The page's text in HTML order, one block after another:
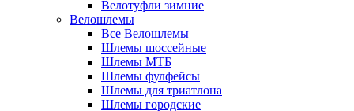
Велотуфли зимние
Велошлемы
Все Велошлемы
Шлемы шоссейные
Шлемы МТБ
Шлемы фулфейсы
Шлемы для триатлона
Шлемы городские